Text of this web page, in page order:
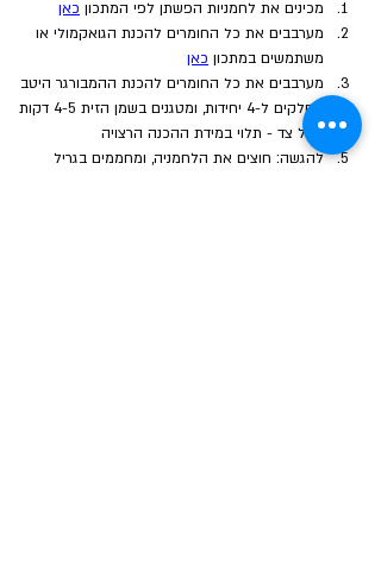
מכינים את לחמניות הפשתן לפי המתכון כאן
מערבבים את כל החומרים להכנת הגואקמולי או
משתמשים במתכון כאן
מערבבים את כל החומרים להכנת ההמבורגר היטב
מחלקים ל-4 יחידות, ומטגנים בשמן הזית 4-5 דקות
מכל צד - תלוי במידת ההכנה הרצויה
להגשה: חוצים את הלחמניה, ומחממים בגריל